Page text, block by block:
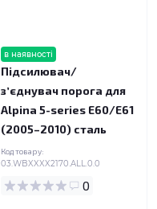
в наявності
Підсилювач/
зʼєднувач порога для
Alpina 5-series E60/E61
(2005–2010) сталь
Код товару:
03.WBXXXX2170.ALL.0.0
0